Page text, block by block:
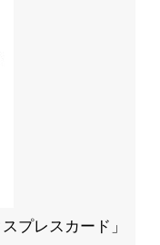
プレスカード」